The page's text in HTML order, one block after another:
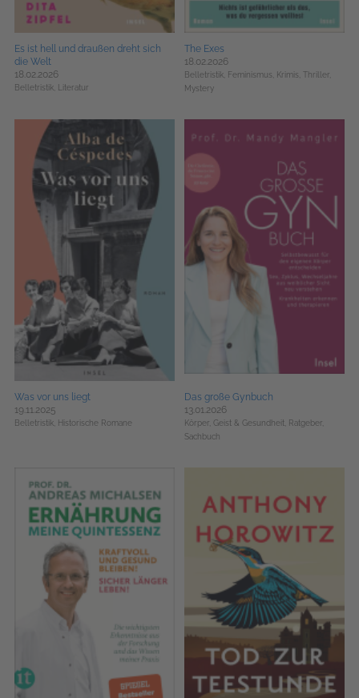
Es ist hell und draußen dreht sich
die Welt
18.02.2026
Belletristik, Literatur
The Exes
18.02.2026
Belletristik, Feminismus,
Krimis, Thriller,
Mystery
Was vor uns liegt
19.11.2025
Belletristik, Historische Romane
Das große Gynbuch
13.01.2026
Körper, Geist & Gesundheit,
Ratgeber,
Sachbuch